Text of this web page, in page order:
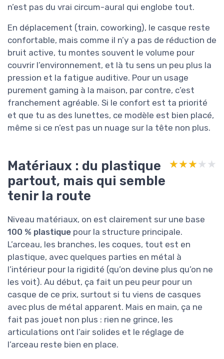
n’est pas du vrai circum-aural qui englobe tout.
En déplacement (train, coworking), le casque reste
confortable, mais comme il n’y a pas de réduction de
bruit active, tu montes souvent le volume pour
couvrir l’environnement, et là tu sens un peu plus la
pression et la fatigue auditive. Pour un usage
purement gaming à la maison, par contre, c’est
franchement agréable. Si le confort est ta priorité
et que tu as des lunettes, ce modèle est bien placé,
même si ce n’est pas un nuage sur la tête non plus.
Matériaux : du plastique
partout, mais qui semble
tenir la route
★★★★★
★★★★★
Niveau matériaux, on est clairement sur une base
100 % plastique pour la structure principale.
L’arceau, les branches, les coques, tout est en
plastique, avec quelques parties en métal à
l’intérieur pour la rigidité (qu’on devine plus qu’on ne
les voit). Au début, ça fait un peu peur pour un
casque de ce prix, surtout si tu viens de casques
avec plus de métal apparent. Mais en main, ça ne
fait pas jouet non plus : rien ne grince, les
articulations ont l’air solides et le réglage de
l’arceau reste bien en place.